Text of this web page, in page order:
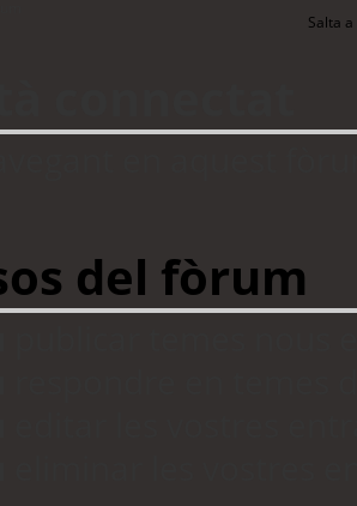
Salta a
del fòrum